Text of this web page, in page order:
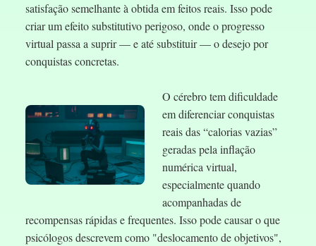
satisfação semelhante à obtida em feitos reais. Isso pode
criar um efeito substitutivo perigoso, onde o progresso
virtual passa a suprir — e até substituir — o desejo por
conquistas concretas.
O cérebro tem dificuldade
em diferenciar conquistas
reais das “calorias vazias”
geradas pela inflação
numérica virtual,
especialmente quando
acompanhadas de
recompensas rápidas e frequentes. Isso pode causar o que
psicólogos descrevem como "deslocamento de objetivos",